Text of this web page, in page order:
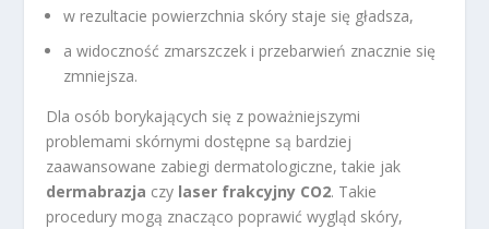
w rezultacie powierzchnia skóry staje się gładsza,
a widoczność zmarszczek i przebarwień znacznie się
zmniejsza.
Dla osób borykających się z poważniejszymi
problemami skórnymi dostępne są bardziej
zaawansowane zabiegi dermatologiczne, takie jak
dermabrazja czy laser frakcyjny CO2. Takie
procedury mogą znacząco poprawić wygląd skóry,